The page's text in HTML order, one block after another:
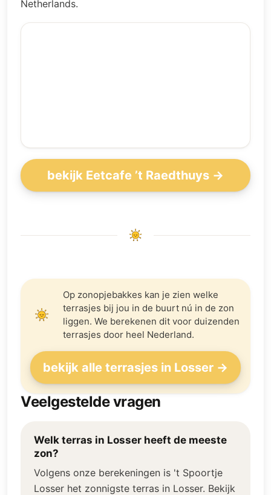
Netherlands.
bekijk Eetcafe ’t Raedthuys →
Op zonopjebakkes kan je zien welke
terrasjes bij jou in de buurt nú in de zon
liggen. We berekenen dit voor duizenden
terrasjes door heel Nederland.
bekijk alle terrasjes in Losser →
Veelgestelde vragen
Welk terras in Losser heeft de meeste
zon?
Volgens onze berekeningen is 't Spoortje
Losser het zonnigste terras in Losser. Bekijk